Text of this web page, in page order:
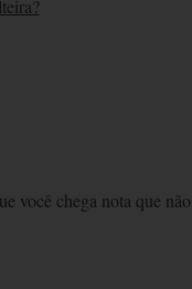
você chega nota que